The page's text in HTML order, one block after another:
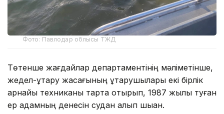
Фото: Павлодар облысы ТЖД
Төтенше жағдайлар департаментінің мәліметінше,
жедел-құтқару жасағының құтқарушылары екі бірлік
арнайы техниканы тарта отырып, 1987 жылы туған
ер адамның денесін судан алып шыққан.